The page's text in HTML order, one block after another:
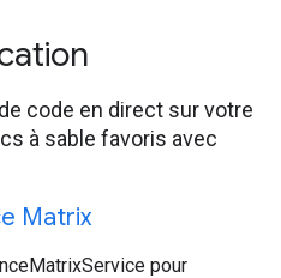
code en direct sur votre
à sable favoris avec
Matrix
pour